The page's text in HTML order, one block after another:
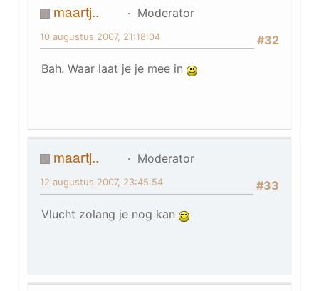
maartj..
Moderator
#32
10 augustus 2007, 21:18:04
Bah. Waar laat je je mee in
maartj..
Moderator
#33
12 augustus 2007, 23:45:54
Vlucht zolang je nog kan